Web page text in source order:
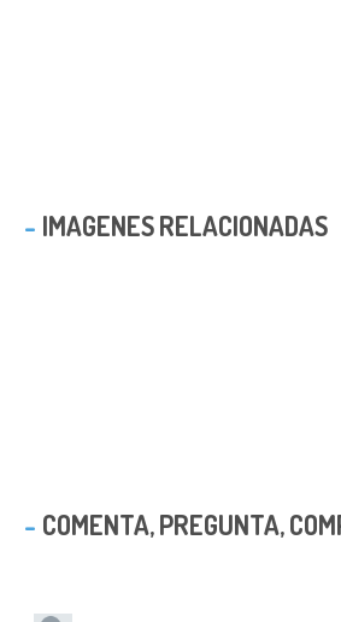
IMAGENES RELACIONADAS
COMENTA, PREGUNTA,